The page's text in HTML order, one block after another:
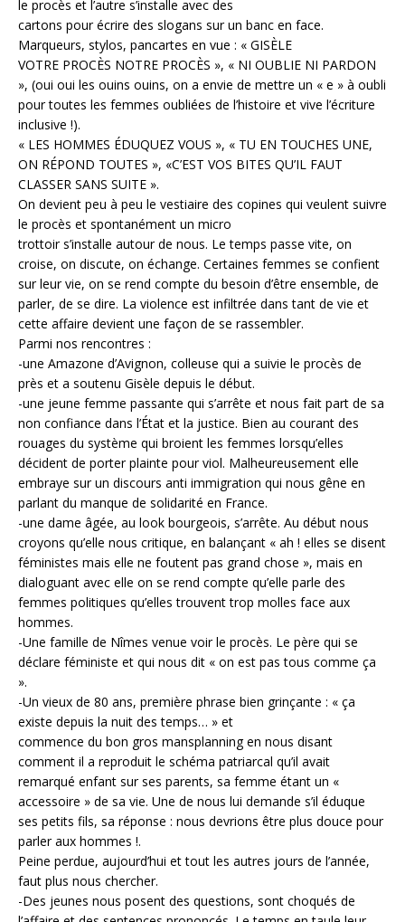
le procès et l’autre s’installe avec des
cartons pour écrire des slogans sur un banc en face.
Marqueurs, stylos, pancartes en vue : « GISÈLE
VOTRE PROCÈS NOTRE PROCÈS », « NI OUBLIE NI PARDON
», (oui oui les ouins ouins, on a envie de mettre un « e » à oubli
pour toutes les femmes oubliées de l’histoire et vive l’écriture
inclusive !).
« LES HOMMES ÉDUQUEZ VOUS », « TU EN TOUCHES UNE,
ON RÉPOND TOUTES », «C’EST VOS BITES QU’IL FAUT
CLASSER SANS SUITE ».
On devient peu à peu le vestiaire des copines qui veulent suivre
le procès et spontanément un micro
trottoir s’installe autour de nous. Le temps passe vite, on
croise, on discute, on échange. Certaines femmes se confient
sur leur vie, on se rend compte du besoin d’être ensemble, de
parler, de se dire. La violence est infiltrée dans tant de vie et
cette affaire devient une façon de se rassembler.
Parmi nos rencontres :
-une Amazone d’Avignon, colleuse qui a suivie le procès de
près et a soutenu Gisèle depuis le début.
-une jeune femme passante qui s’arrête et nous fait part de sa
non confiance dans l’État et la justice. Bien au courant des
rouages du système qui broient les femmes lorsqu’elles
décident de porter plainte pour viol. Malheureusement elle
embraye sur un discours anti immigration qui nous gêne en
parlant du manque de solidarité en France.
-une dame âgée, au look bourgeois, s’arrête. Au début nous
croyons qu’elle nous critique, en balançant « ah ! elles se disent
féministes mais elle ne foutent pas grand chose », mais en
dialoguant avec elle on se rend compte qu’elle parle des
femmes politiques qu’elles trouvent trop molles face aux
hommes.
-Une famille de Nîmes venue voir le procès. Le père qui se
déclare féministe et qui nous dit « on est pas tous comme ça
».
-Un vieux de 80 ans, première phrase bien grinçante : « ça
existe depuis la nuit des temps… » et
commence du bon gros mansplanning en nous disant
comment il a reproduit le schéma patriarcal qu’il avait
remarqué enfant sur ses parents, sa femme étant un «
accessoire » de sa vie. Une de nous lui demande s’il éduque
ses petits fils, sa réponse : nous devrions être plus douce pour
parler aux hommes !.
Peine perdue, aujourd’hui et tout les autres jours de l’année,
faut plus nous chercher.
-Des jeunes nous posent des questions, sont choqués de